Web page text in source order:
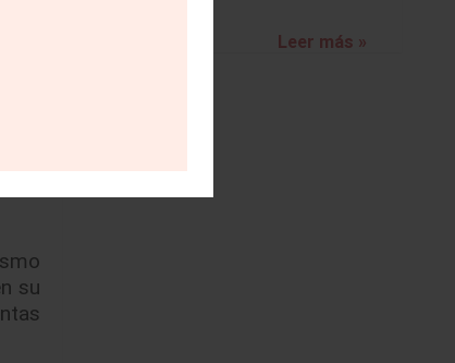
el
la
su
Leer más »